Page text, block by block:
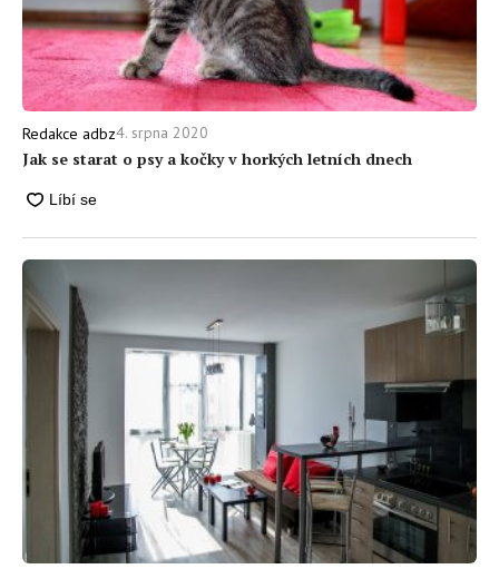
Redakce adbz4. srpna 2020
Jak se starat o psy a kočky v horkých letních dnech